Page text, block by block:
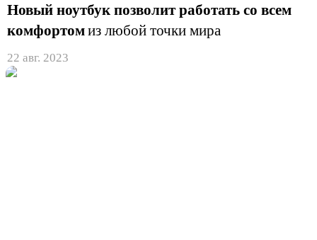
Новый ноутбук позволит работать со всем
комфортомиз любой точки мира
22 авг. 2023